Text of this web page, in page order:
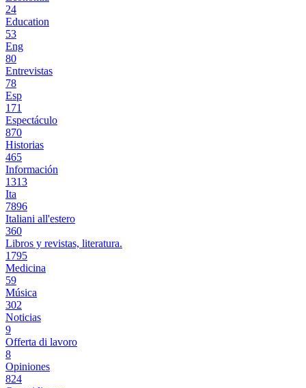
24
Education
53
Eng
80
Entrevistas
78
Esp
171
Espectáculo
870
Historias
465
Información
1313
Ita
7896
Italiani all'estero
360
Libros y revistas, literatura.
1795
Medicina
59
Música
302
Noticias
9
Offerta di lavoro
8
Opiniones
824